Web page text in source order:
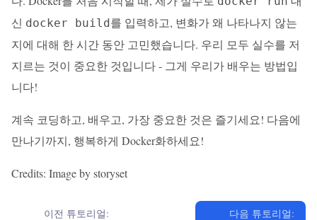
신 docker build를 입력하고, 변화가 왜 나타나지 않는
지에 대해 한 시간 동안 고민했습니다. 우리 모두 실수를 저
지르는 것이 중요한 것입니다 - 그게 우리가 배우는 방법입
니다!
계속 코딩하고, 배우고, 가장 중요한 것은 즐기세요! 다음에
만나기까지, 행복하게 Docker화하세요!
Credits: Image by storyset
이전 튜토리얼: 다음 튜토리얼: